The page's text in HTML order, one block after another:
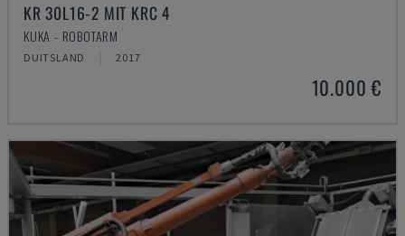
KR 30L16-2 MIT KRC 4
KUKA - ROBOTARM
DUITSLAND 2017
10.000 €